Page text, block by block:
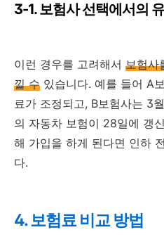
3-1. 보험사 선택에서의
이런 경우를 고려해서 보험사
낄 수 있습니다. 예를 들어 A
료가 조정되고, B보험사는 3
의 자동차 보험이 28일에 갱
해 가입을 하게 된다면 인하
다.
4. 보험료 비교 방법